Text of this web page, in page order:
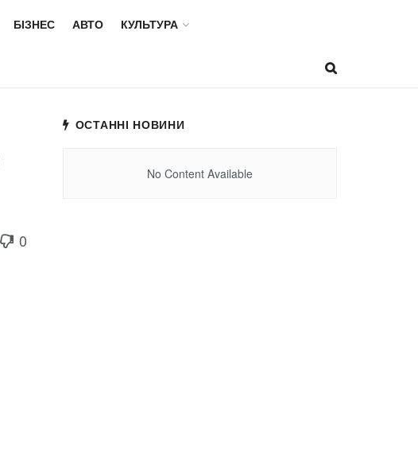
БІЗНЕС АВТО КУЛЬТУРА
0
ОСТАННІ НОВИНИ
No Content Available